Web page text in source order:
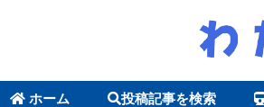
ホーム 投稿記事を検索